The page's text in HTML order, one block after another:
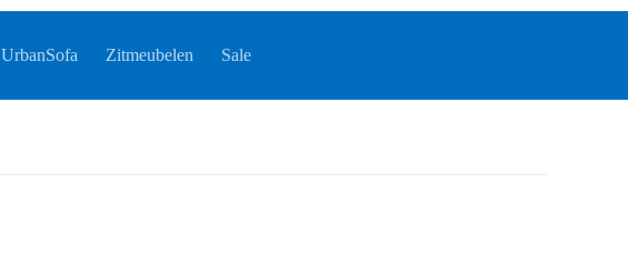
UrbanSofa Zitmeubelen Sale